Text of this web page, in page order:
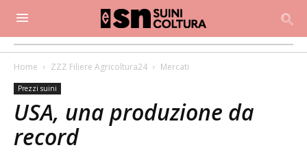
Home ZZZ Filiere Agricoltura24 Mercati
Prezzi suini
USA, una produzione da
record